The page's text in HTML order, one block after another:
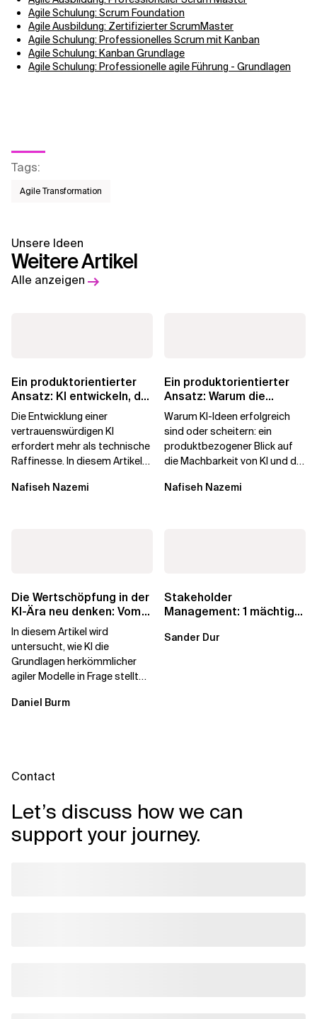
Agile Schulung: Scrum Foundation
Agile Ausbildung: Zertifizierter ScrumMaster
Agile Schulung: Professionelles Scrum mit Kanban
Agile Schulung: Kanban Grundlage
Agile Schulung: Professionelle agile Führung - Grundlagen
Tags:
Agile Transformation
Unsere Ideen
Weitere Artikel
Alle anzeigen
Ein produktorientierter
Ansatz: KI entwickeln, der
die Menschen vertrauen
Die Entwicklung einer
vertrauenswürdigen KI
erfordert mehr als technische
Raffinesse. In diesem Artikel
Begehrlichkeit von KI...
Nafiseh Nazemi
Ein produktorientierter
Ansatz: Warum die
Machbarkeit von KI
darüber...
Warum KI-Ideen erfolgreich
sind oder scheitern: ein
produktbezogener Blick auf
die Machbarkeit von KI und die
verarbeiten, und...
Nafiseh Nazemi
Die Wertschöpfung in der
KI-Ära neu denken: Vom
agilen Altbestand zu...
In diesem Artikel wird
untersucht, wie KI die
Grundlagen herkömmlicher
agiler Modelle in Frage stellt
Betriebsmodell...
Daniel Burm
Stakeholder
Management: 1 mächtige
Sander Dur
Contact
Let’s discuss how we can
support your journey.